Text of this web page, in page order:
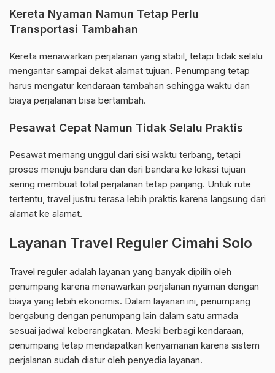
Kereta Nyaman Namun Tetap Perlu
Transportasi Tambahan
Kereta menawarkan perjalanan yang stabil, tetapi tidak selalu
mengantar sampai dekat alamat tujuan. Penumpang tetap
harus mengatur kendaraan tambahan sehingga waktu dan
biaya perjalanan bisa bertambah.
Pesawat Cepat Namun Tidak Selalu Praktis
Pesawat memang unggul dari sisi waktu terbang, tetapi
proses menuju bandara dan dari bandara ke lokasi tujuan
sering membuat total perjalanan tetap panjang. Untuk rute
tertentu, travel justru terasa lebih praktis karena langsung dari
alamat ke alamat.
Layanan Travel Reguler Cimahi Solo
Travel reguler adalah layanan yang banyak dipilih oleh
penumpang karena menawarkan perjalanan nyaman dengan
biaya yang lebih ekonomis. Dalam layanan ini, penumpang
bergabung dengan penumpang lain dalam satu armada
sesuai jadwal keberangkatan. Meski berbagi kendaraan,
penumpang tetap mendapatkan kenyamanan karena sistem
perjalanan sudah diatur oleh penyedia layanan.